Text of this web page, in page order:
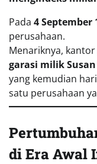
Pada 4 September
perusahaan.
Menariknya,
garasi milik
yang kemudian
satu perusahaan
di Era Awal